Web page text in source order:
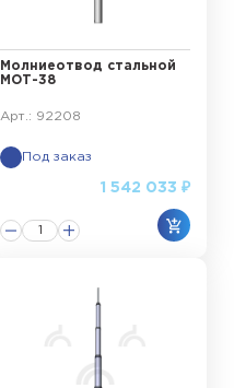
Молниеотвод стальной
МОТ-38
Арт.: 92208
Под заказ
1 542 033 ₽